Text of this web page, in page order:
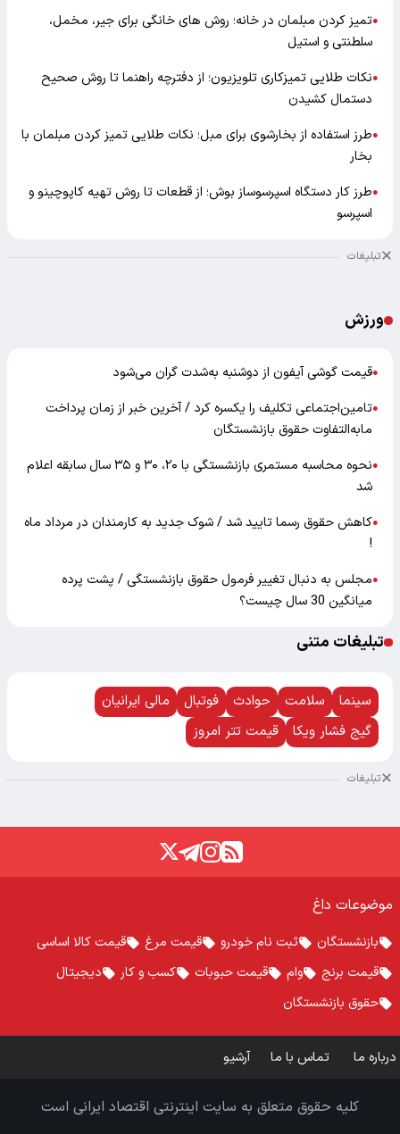
●تمیز کردن مبلمان در خانه؛ روش های خانگی برای جیر، مخمل،
سلطنتی و استیل
●نکات طلایی تمیزکاری تلویزیون؛ از دفترچه راهنما تا روش صحیح
دستمال کشیدن
●طرز استفاده از بخارشوی برای مبل؛ نکات طلایی تمیز کردن مبلمان با
بخار
●طرز کار دستگاه اسپرسوساز بوش؛ از قطعات تا روش تهیه کاپوچینو و
اسپرسو
تبلیغات
ورزش
●قیمت گوشی آیفون از دوشنبه به‌شدت گران‌ می‌شود
●تامین‌اجتماعی تکلیف را یکسره کرد / آخرین خبر از زمان پرداخت
مابه‌التفاوت حقوق بازنشستگان
●
نحوه محاسبه مستمری بازنشستگی با ۲۰، ۳۰ و ۳۵ سال سابقه اعلام
شد
●کاهش حقوق رسما تایید شد / شوک جدید به کارمندان در مرداد ماه
!
●مجلس به دنبال تغییر فرمول حقوق بازنشستگی / پشت پرده
میانگین 30 سال چیست؟
تبلیغات متنی
سینما سلامت حوادث فوتبال
مالی ایرانیان
گیج فشار ویکا
قیمت تتر امروز
تبلیغات
موضوعات داغ
بازنشستگان ثبت نام خودرو قیمت مرغ
قیمت کالا اساسی
قیمت برنج
وام قیمت حبوبات کسب و کار
دیجیتال
حقوق بازنشستگان
درباره ما تماس با ما آرشیو
کلیه حقوق متعلق به سایت اینترنتی اقتصاد ایرانی است